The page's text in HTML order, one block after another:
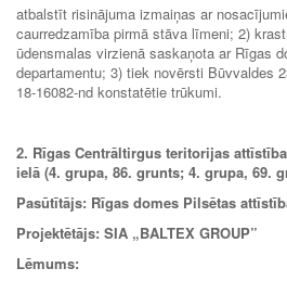
atbalstīt risinājuma izmaiņas ar
caurredzamība pirmā stāva līmeni; 2)
ūdensmalas virzienā saskaņota ar Rīgas
departamentu; 3) tiek novērsti Būvvaldes
18-16082-nd konstatētie trūkumi.
2. Rīgas Centrāltirgus teritorijas
ielā (4. grupa, 86. grunts; 4. grupa, 69.
Pasūtītājs: Rīgas domes Pilsētas
Projektētājs: SIA „BALTEX GROUP”
Lēmums: